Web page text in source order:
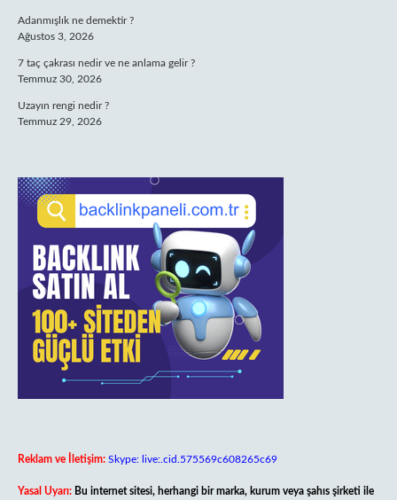
Adanmışlık ne demektir ?
Ağustos 3, 2026
7 taç çakrası nedir ve ne anlama gelir ?
Temmuz 30, 2026
Uzayın rengi nedir ?
Temmuz 29, 2026
Reklam ve İletişim: Skype: live:.cid.575569c608265c69
Yasal Uyarı: Bu internet sitesi, herhangi bir marka, kurum veya şahıs şirketi ile